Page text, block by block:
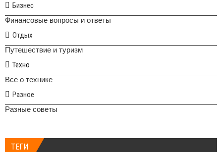
Бизнес
Финансовые вопросы и ответы
Отдых
Путешествие и туризм
Техно
Все о технике
Разное
Разные советы
ТЕГИ